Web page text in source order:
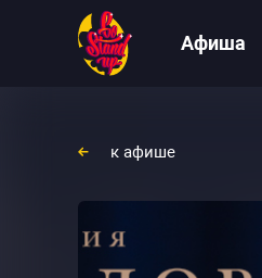
Афиша
к афише